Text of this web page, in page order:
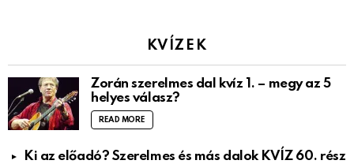
KVÍZEK
Zorán szerelmes dal kvíz 1. – megy az 5
helyes válasz?
READ MORE
Ki az előadó? Szerelmes és más dalok KVÍZ 60. rész